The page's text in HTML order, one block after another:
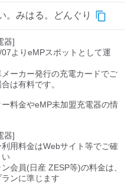
する
。みはる。どんぐり
器]
よりeMPスポットとして運
ーカー発行の充電カードでご
は有料です。
ー料金やeMP未加盟充電器の情
器]
利用料金はWebサイト等でご確
会員(日産 ZESP等)の料金は、
ンに準じます